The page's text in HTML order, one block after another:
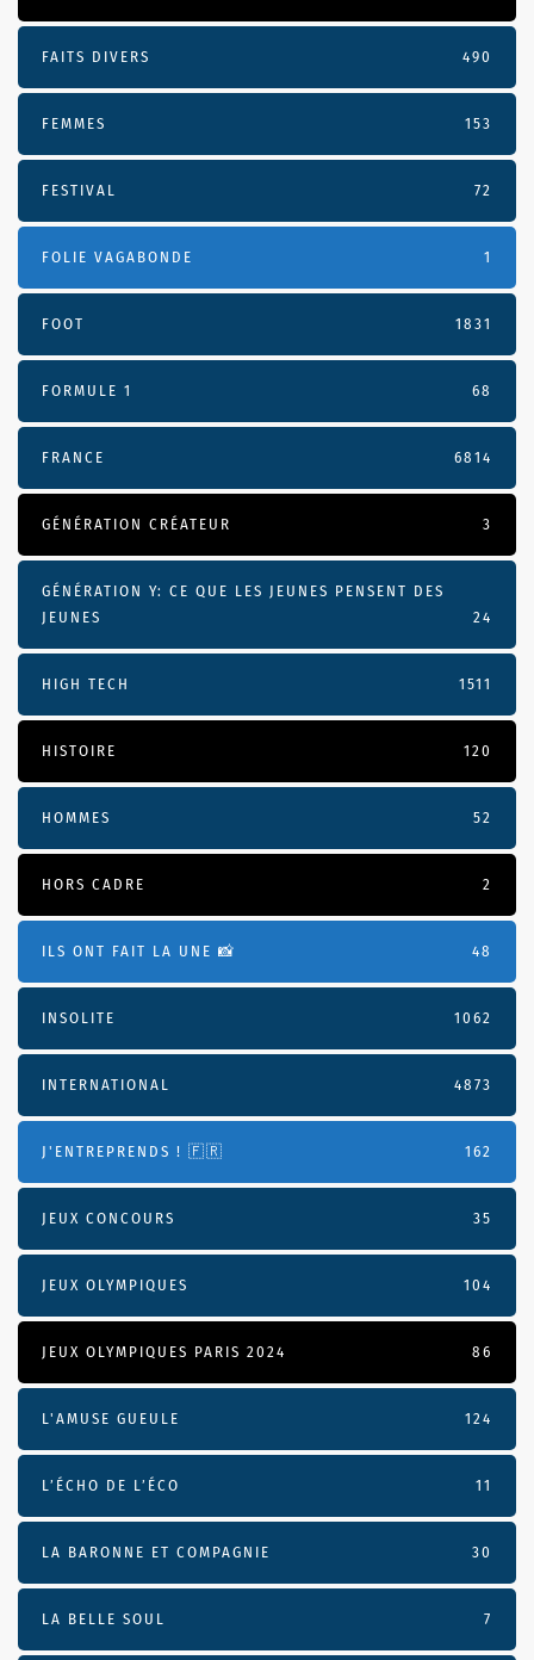
FAITS DIVERS 490
FEMMES 153
FESTIVAL 72
FOLIE VAGABONDE 1
FOOT 1831
FORMULE 1 68
FRANCE 6814
GÉNÉRATION CRÉATEUR 3
GÉNÉRATION Y: CE QUE LES JEUNES PENSENT DES
JEUNES
24
HIGH TECH 1511
HISTOIRE 120
HOMMES 52
HORS CADRE 2
ILS ONT FAIT LA UNE 📸 48
INSOLITE 1062
INTERNATIONAL 4873
J'ENTREPRENDS ! 🇫🇷 162
JEUX CONCOURS 35
JEUX OLYMPIQUES 104
JEUX OLYMPIQUES PARIS 2024 86
L'AMUSE GUEULE 124
L’ÉCHO DE L’ÉCO 11
LA BARONNE ET COMPAGNIE 30
LA BELLE SOUL 7